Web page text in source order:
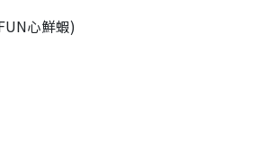
心鮮蝦)